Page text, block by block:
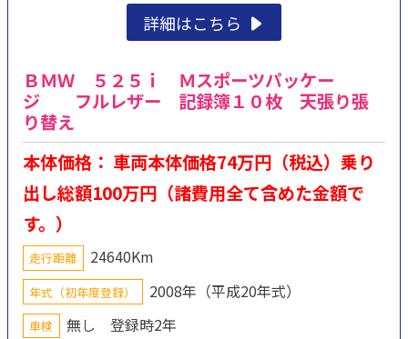
詳細はこちら
ＢＭＷ ５２５ｉ Ｍスポーツパッケー
ジ フルレザー 記録簿１０枚 天張り張
り替え
本体価格： 車両本体価格74万円（税込）乗り
出し総額100万円（諸費用全て含めた金額で
す。）
走行距離 24640Km
年式（初年度登録） 2008年（平成20年式）
車検 無し 登録時2年